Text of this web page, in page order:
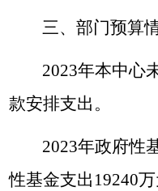
三、部门预算
2023年本中心
款安排支出。
2023年政府性
性基金支出19240